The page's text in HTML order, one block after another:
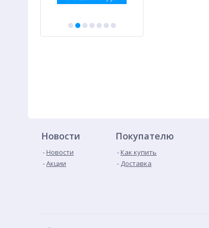
Новости
Новости
Акции
Покупателю
Как купить
Доставка